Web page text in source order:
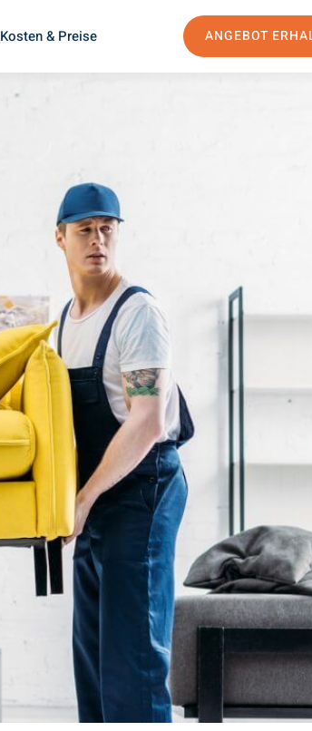
Kosten & Preise ANGEBOT